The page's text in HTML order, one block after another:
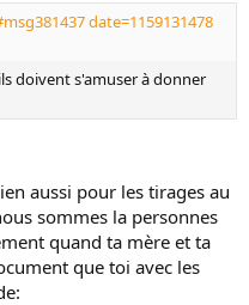
date=1159131478
doivent s'amuser à donner
aussi pour les tirages au
sommes la personnes
quand ta mère et ta
que toi avec les